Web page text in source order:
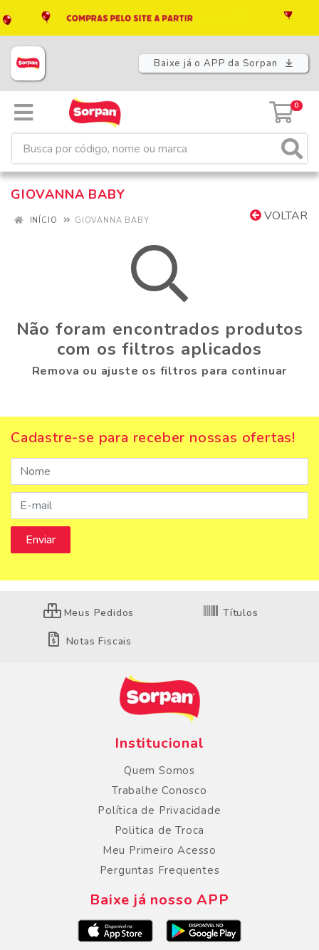
Baixe já o APP da Sorpan
0
GIOVANNA BABY
VOLTAR
INÍCIO GIOVANNA BABY
Não foram encontrados produtos
com os filtros aplicados
Remova ou ajuste os filtros para continuar
Cadastre-se para receber nossas ofertas!
Meus Pedidos Títulos
Notas Fiscais
Institucional
Quem Somos
Trabalhe Conosco
Política de Privacidade
Politica de Troca
Meu Primeiro Acesso
Perguntas Frequentes
Baixe já nosso APP